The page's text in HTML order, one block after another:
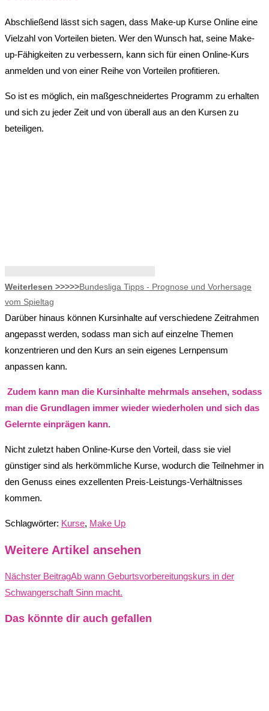
Abschließend lässt sich sagen, dass Make-up Kurse Online eine
Vielzahl von Vorteilen bieten. Wer den Wunsch hat, seine Make-
up-Fähigkeiten zu verbessern, kann sich für einen Online-Kurs
anmelden und von einer Reihe von Vorteilen profitieren.
So ist es möglich, ein maßgeschneidertes Programm zu erhalten
und sich zu jeder Zeit und von überall aus an den Kursen zu
beteiligen.
Weiterlesen >>>>>Bundesliga Tipps - Prognose und Vorhersage
vom Spieltag
Darüber hinaus können Kursinhalte auf verschiedene Zeitrahmen
angepasst werden, sodass man sich auf einzelne Themen
konzentrieren und den Kurs an sein eigenes Lernpensum
anpassen kann.
Zudem kann man die Kursinhalte mehrmals ansehen, sodass
man die Grundlagen immer wieder wiederholen und sich das
Gelernte einprägen kann.
Nicht zuletzt haben Online-Kurse den Vorteil, dass sie viel
günstiger sind als herkömmliche Kurse, wodurch die Teilnehmer in
den Genuss eines exzellenten Preis-Leistungs-Verhältnisses
kommen.
Schlagwörter: Kurse, Make Up
Weitere Artikel ansehen
Nächster BeitragAb wann Geburtsvorbereitungskurs in der
Schwangerschaft Sinn macht.
Das könnte dir auch gefallen